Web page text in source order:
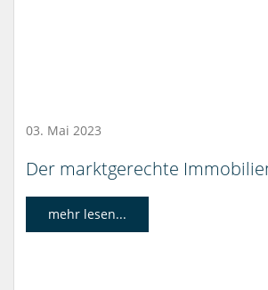
03. Mai 2023
Der marktgerechte
mehr lesen...